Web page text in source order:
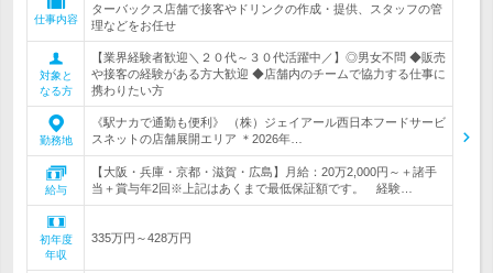
仕事内容
ターバックス店舗で接客やドリンクの作成・提供、スタッフの管
理などをお任せ
対象と
なる方
【業界経験者歓迎＼２０代～３０代活躍中／】◎男女不問 ◆販売
や接客の経験がある方大歓迎 ◆店舗内のチームで協力する仕事に
携わりたい方
勤務地
《駅ナカで通勤も便利》 （株）ジェイアール西日本フードサービ
スネットの店舗展開エリア ＊2026年…
給与
【大阪・兵庫・京都・滋賀・広島】月給：20万2,000円～＋諸手
当＋賞与年2回※上記はあくまで最低保証額です。 経験…
初年度
年収
335万円～428万円